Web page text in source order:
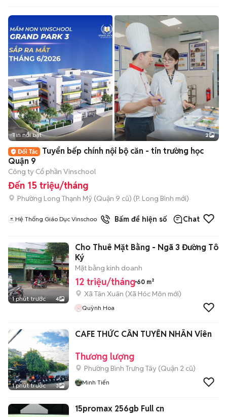
Tin nổi bật 2
Tuyển bếp chính nội bộ căn - tin trường học
Quận 9
Công ty Cổ phần Vinschool
Đến 15 triệu/tháng
Phường Long Thạnh Mỹ (Quận 9 cũ) (P. Long Bình mới)
Hệ Thống Giáo Dục Vinschool Bấm để hiện số Chat
1 phút trước 4
Cho Thuê Mặt Bằng - Ngã 3 Đường Tô
Ký
Mặt bằng kinh doanh
12 triệu/tháng 60 m²
Xã Tân Xuân (Xã Hóc Môn mới)
Quỳnh Hoa
1 phút trước 3
CAFE THỨC CẦN TUYỂN NHÂN Viên
Thương lượng
Phường Bình Trưng Tây (Quận 2 cũ)
Minh Tiến
15promax 256gb Full cn